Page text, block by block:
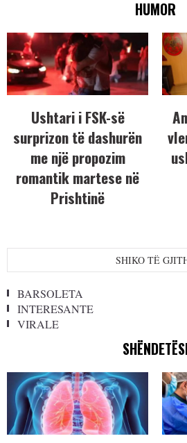
HUMOR
Ushtari i FSK-së
surprizon të dashurën
me një propozim
romantik martese në
Prishtinë
SHIKO TË
BARSOLETA
INTERESANTE
VIRALE